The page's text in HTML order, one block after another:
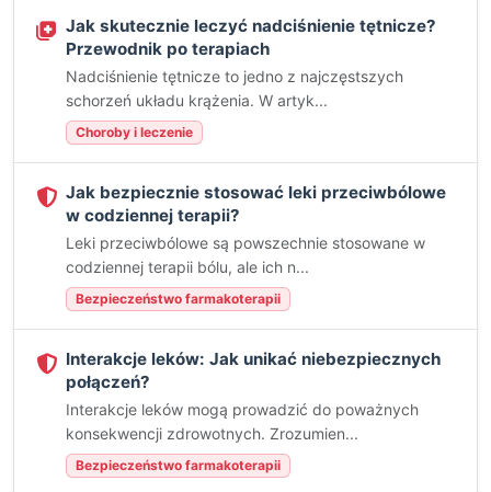
Jak skutecznie leczyć nadciśnienie tętnicze?
Przewodnik po terapiach
Nadciśnienie tętnicze to jedno z najczęstszych
schorzeń układu krążenia. W artyk...
Choroby i leczenie
Jak bezpiecznie stosować leki przeciwbólowe
w codziennej terapii?
Leki przeciwbólowe są powszechnie stosowane w
codziennej terapii bólu, ale ich n...
Bezpieczeństwo farmakoterapii
Interakcje leków: Jak unikać niebezpiecznych
połączeń?
Interakcje leków mogą prowadzić do poważnych
konsekwencji zdrowotnych. Zrozumien...
Bezpieczeństwo farmakoterapii